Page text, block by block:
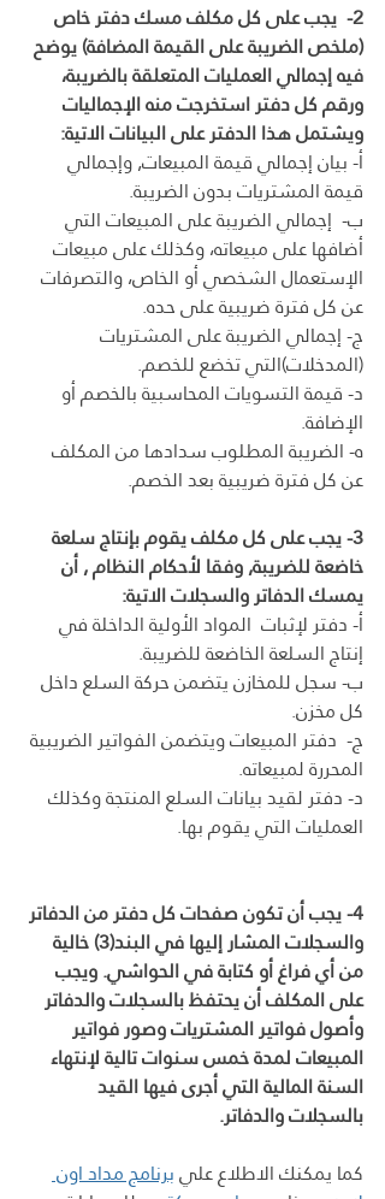
2-  يجب على كل مكلف مسك دفتر خاص
(ملخص الضريبة على القيمة المضافة) يوضح
فيه إجمالي العمليات المتعلقة بالضريبة،
ورقم كل دفتر استخرجت منه الإجماليات
ويشتمل هذا الدفتر على البيانات الاتية:
أ- بيان إجمالي قيمة المبيعات, وإجمالي
قيمة المشتريات بدون الضريبة.
ب-  إجمالي الضريبة على المبيعات التي
أضافها على مبيعاته، وكذلك على مبيعات
الإستعمال الشخصي أو الخاص، والتصرفات
عن كل فترة ضريبية على حده.
ج- إجمالي الضريبة على المشتريات
(المدخلات)التي تخضع للخصم.
د- قيمة التسويات المحاسبية بالخصم أو
الإضافة.
ه- الضريبة المطلوب سدادها من المكلف
عن كل فترة ضريبية بعد الخصم.
3- يجب على كل مكلف يقوم بإنتاج سلعة
خاضعة للضريبة, وفقا لأحكام النظام , أن
يمسك الدفاتر والسجلات الاتية:
أ- دفتر لإثبات  المواد الأولية الداخلة في
إنتاج السلعة الخاضعة للضريبة.
ب- سجل للمخازن يتضمن حركة السلع داخل
كل مخزن.
ج-  دفتر المبيعات ويتضمن الفواتير الضريبية
المحررة لمبيعاته.
د- دفتر لقيد بيانات السلع المنتجة وكذلك
العمليات التي يقوم بها.
4- يجب أن تكون صفحات كل دفتر من الدفاتر
والسجلات المشار إليها في البند(3) خالية
من أي فراغ أو كتابة في الحواشي. ويجب
على المكلف أن يحتفظ بالسجلات والدفاتر
وأصول فواتير المشتريات وصور فواتير
المبيعات لمدة خمس سنوات تالية لإنتهاء
السنة المالية التي أجرى فيها القيد
بالسجلات والدفاتر.
كما يمكنك الاطلاع علي برنامج مداد اون